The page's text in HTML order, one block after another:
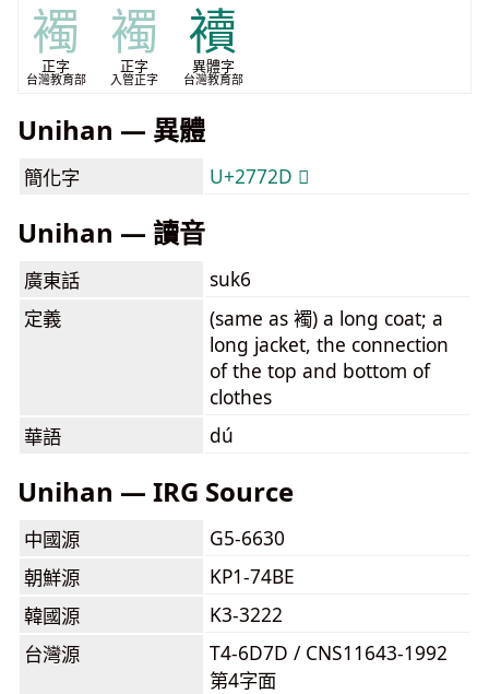
襡
正字
台灣教育部
襡
正字
入管正字
襩
異體字
台灣教育部
Unihan — 異體
簡化字 U+2772D 𧜭
Unihan — 讀音
廣東話
suk6
定義
(same as 襡) a long coat; a
long jacket, the connection
of the top and bottom of
clothes
華語
dú
Unihan — IRG Source
中國源
G5-6630
朝鮮源
KP1-74BE
韓國源
K3-3222
台灣源
T4-6D7D / CNS11643-1992
第4字面